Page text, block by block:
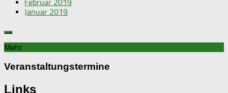
Februar 2019
Januar 2019
Mehr
Veranstaltungstermine
Links